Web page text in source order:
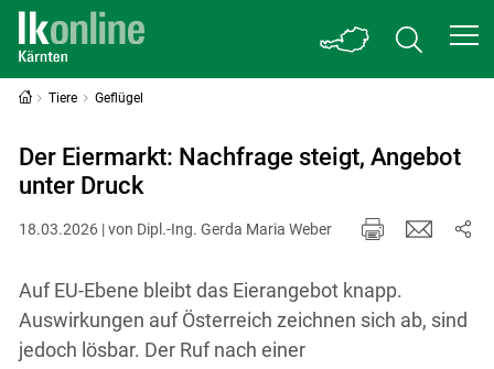
Tiere Geflügel
Der Eiermarkt: Nachfrage steigt, Angebot
unter Druck
18.03.2026 | von Dipl.-Ing. Gerda Maria Weber
Auf EU-Ebene bleibt das Eierangebot knapp.
Auswirkungen auf Österreich zeichnen sich ab, sind
jedoch lösbar. Der Ruf nach einer